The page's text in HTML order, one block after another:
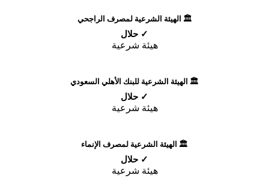
🏛️ الهيئة الشرعية لمصرف الراجحي
✓ حلال
هيئة شرعية
🏛️ الهيئة الشرعية للبنك الأهلي السعودي
✓ حلال
هيئة شرعية
🏛️ الهيئة الشرعية لمصرف الإنماء
✓ حلال
هيئة شرعية